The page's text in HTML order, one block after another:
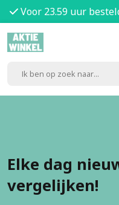
Voor 23.59 uur
Elke dag
vergelijken!